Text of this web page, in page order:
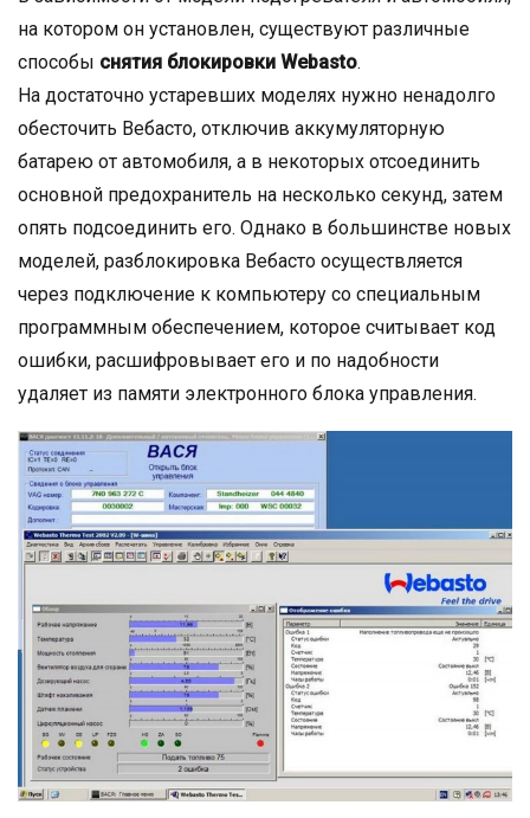
на котором он установлен, существуют различные
способы снятия блокировки Webasto.
На достаточно устаревших моделях нужно ненадолго
обесточить Вебасто, отключив аккумуляторную
батарею от автомобиля, а в некоторых отсоединить
основной предохранитель на несколько секунд, затем
опять подсоединить его. Однако в большинстве новых
моделей, разблокировка Вебасто осуществляется
через подключение к компьютеру со специальным
программным обеспечением, которое считывает код
ошибки, расшифровывает его и по надобности
удаляет из памяти электронного блока управления.